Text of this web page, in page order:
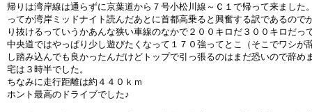
帰りは湾岸線は通らずに京葉道から７号小松川線～Ｃ１で帰って来ました
ってか湾岸ミッドナイト読んだあとに首都高乗ると興奮する訳であるので
り抜けるっていうかあんな狭い車線のなかで２００キロだ３００キロだっ
中央道ではやっぱり少し遊びたくなって１７０強ってとこ（そこでワシが
し踏み込んでも良かったんだけどトップで引っ張るのはまだ恐いので辞め
宅は３時半でした。
ちなみに走行距離は約４４０ｋｍ
ホント最高のドライブでした♪